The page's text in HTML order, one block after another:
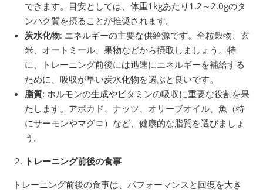
できます。目安としては、体重1kgあたり1.2～2.0gのタ
ンパク質を摂ることが推奨されます。
炭水化物: エネルギーの主要な供給源です。全粒穀物、玄
米、オートミール、果物などから摂取しましょう。特
に、トレーニング前後には迅速にエネルギーを補給する
ために、吸収が早い炭水化物を選ぶと良いです。
脂質: ホルモンの生成やビタミンの吸収に重要な役割を果
たします。アボカド、ナッツ、オリーブオイル、魚（特
にサーモンやマグロ）など、健康的な脂質を選びましょ
う。
トレーニング前後の食事
トレーニング前後の食事は、パフォーマンスと回復を大き